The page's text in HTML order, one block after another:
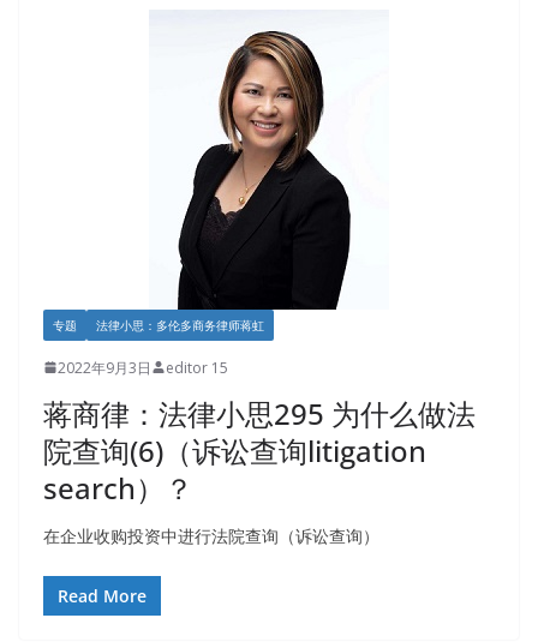
专题 法律小思：多伦多商务律师蒋虹
2022年9月3日 editor 15
蒋商律：法律小思295 为什么做法
院查询(6)（诉讼查询litigation
search）？
在企业收购投资中进行法院查询（诉讼查询）
Read More